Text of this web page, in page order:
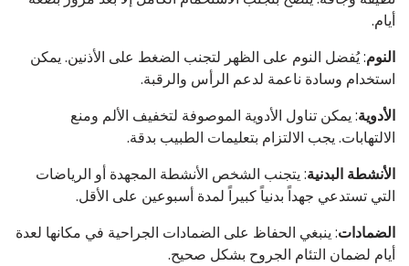
أيام.
النوم: يُفضل النوم على الظهر لتجنب الضغط على الأذنين. يمكن
استخدام وسادة ناعمة لدعم الرأس والرقبة.
الأدوية: يمكن تناول الأدوية الموصوفة لتخفيف الألم ومنع
الالتهابات. يجب الالتزام بتعليمات الطبيب بدقة.
الأنشطة البدنية: يتجنب الشخص الأنشطة المجهدة أو الرياضات
التي تستدعي جهداً بدنياً كبيراً لمدة أسبوعين على الأقل.
الضمادات: ينبغي الحفاظ على الضمادات الجراحية في مكانها لعدة
أيام لضمان التئام الجروح بشكل صحيح.